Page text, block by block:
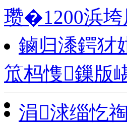
瓒�1200浜垮
鏀归潻鍔犲
笟杩愯鏁版
涓浗缁忔